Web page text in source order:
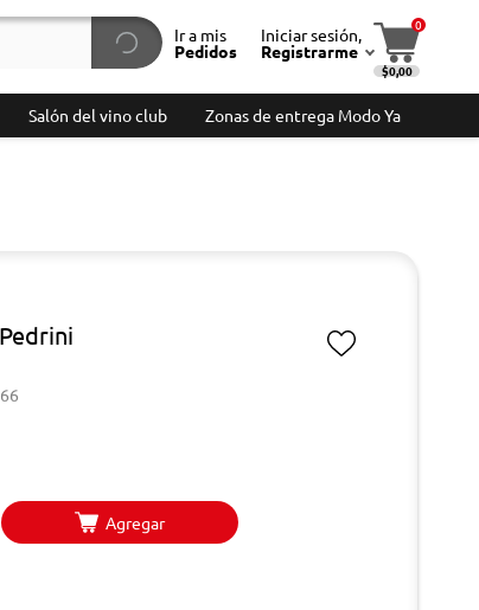
Ir a mis
Pedidos
Iniciar sesión,
Registrarme
0
$0,00
Salón del vino club Zonas de entrega Modo Ya
Agregar